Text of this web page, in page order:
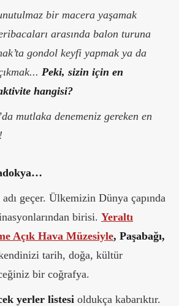
bir macera yaşamak
arasında balon turuna
gondol keyfi yapmak ya da
Peki, sizin için en
hangisi?
mutlaka denemeniz gereken en
geçer. Ülkemizin Dünya çapında
birisi. Yeraltı
Açık Hava Müzesiyle, Paşabağı,
tarih, doğa, kültür
bir coğrafya.
yerler listesi oldukça kabarıktır.